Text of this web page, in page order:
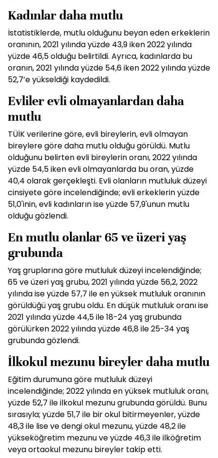
Kadınlar daha mutlu
İstatistiklerde, mutlu olduğunu beyan eden erkeklerin
oranının, 2021 yılında yüzde 43,9 iken 2022 yılında
yüzde 46,5 olduğu belirtildi. Ayrıca, kadınlarda bu
oranın, 2021 yılında yüzde 54,6 iken 2022 yılında yüzde
52,7’e yükseldiği kaydedildi.
Evliler evli olmayanlardan daha
mutlu
TÜİK verilerine göre, evli bireylerin, evli olmayan
bireylere göre daha mutlu olduğu görüldü. Mutlu
olduğunu belirten evli bireylerin oranı, 2022 yılında
yüzde 54,5 iken evli olmayanlarda bu oran, yüzde
40,4 olarak gerçekleşti. Evli olanların mutluluk düzeyi
cinsiyete göre incelendiğinde; evli erkeklerin yüzde
51,0'inin, evli kadınların ise yüzde 57,9'unun mutlu
olduğu gözlendi.
En mutlu olanlar 65 ve üzeri yaş
grubunda
Yaş gruplarına göre mutluluk düzeyi incelendiğinde;
65 ve üzeri yaş grubu, 2021 yılında yüzde 56,2, 2022
yılında ise yüzde 57,7 ile en yüksek mutluluk oranının
görüldüğü yaş grubu oldu. En düşük mutluluk oranı ise
2021 yılında yüzde 44,5 ile 18-24 yaş grubunda
görülürken 2022 yılında yüzde 46,8 ile 25-34 yaş
grubunda gözlendi.
İlkokul mezunu bireyler daha mutlu
Eğitim durumuna göre mutluluk düzeyi
incelendiğinde; 2022 yılında en yüksek mutluluk oranı,
yüzde 52,7 ile ilkokul mezunu grubunda görüldü. Bunu
sırasıyla; yüzde 51,7 ile bir okul bitirmeyenler, yüzde
48,3 ile lise ve dengi okul mezunu, yüzde 48,2 ile
yükseköğretim mezunu ve yüzde 46,3 ile ilköğretim
veya ortaokul mezunu bireyler takip etti.